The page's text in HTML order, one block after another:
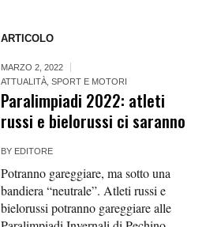
ARTICOLO
MARZO 2, 2022
ATTUALITÀ ,SPORT E MOTORI
Paralimpiadi 2022: atleti
russi e bielorussi ci saranno
BY EDITORE
Potranno gareggiare, ma sotto una
bandiera “neutrale”. Atleti russi e
bielorussi potranno gareggiare alle